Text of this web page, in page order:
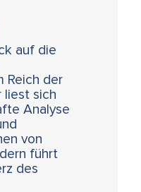
auf die
Reich der
liest sich
Analyse
von
führt
des